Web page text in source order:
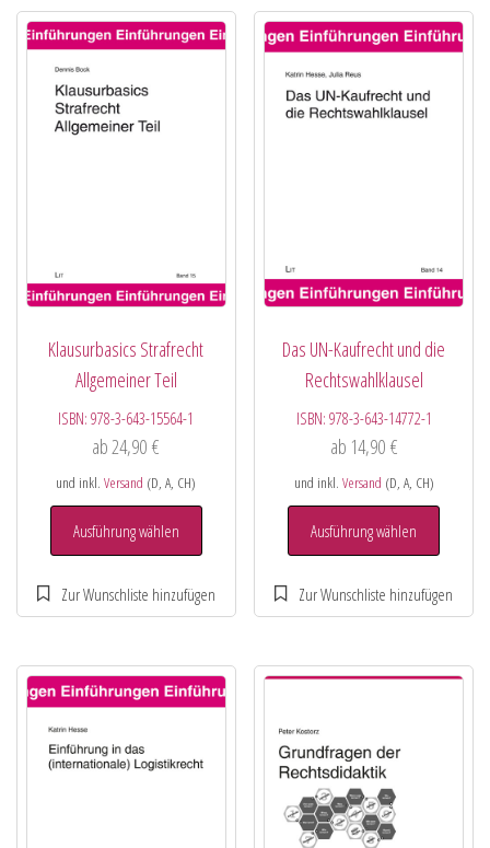
Klausurbasics Strafrecht
Allgemeiner Teil
ISBN:978-3-643-15564-1
ab24,90€
und inkl.Versand (D, A, CH)
Ausführung wählen
Das UN-Kaufrecht und die
Rechtswahlklausel
ISBN: 978-3-643-14772-1
ab 14,90 €
und inkl. Versand (D, A, CH)
Ausführung wählen